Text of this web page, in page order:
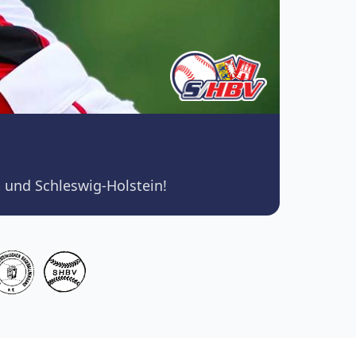
Schleswig-Holstein!